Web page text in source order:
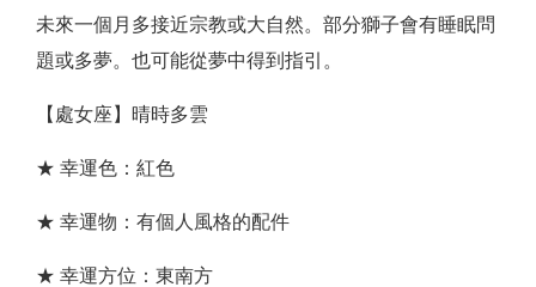
未來一個月多接近宗教或大自然。部分獅子會有睡眠問
題或多夢。也可能從夢中得到指引。
【處女座】晴時多雲
★ 幸運色：紅色
★ 幸運物：有個人風格的配件
★ 幸運方位：東南方